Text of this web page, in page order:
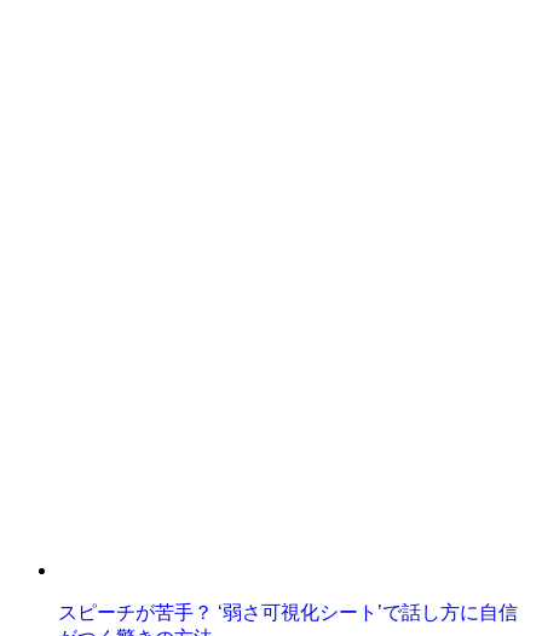
スピーチが苦手？ ‘弱さ可視化シート’で話し方に自信